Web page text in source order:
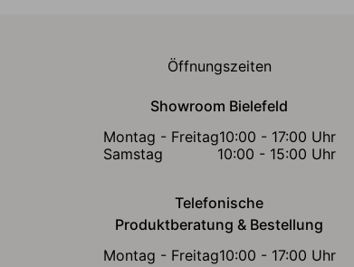
Öffnungszeiten
Showroom Bielefeld
Montag - Freitag10:00 - 17:00 Uhr
Samstag
10:00 - 15:00 Uhr
Telefonische
Produktberatung & Bestellung
Montag - Freitag10:00 - 17:00 Uhr